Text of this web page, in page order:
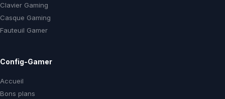
Clavier Gaming
Casque Gaming
Fauteuil Gamer
Config-Gamer
Accueil
Bons plans